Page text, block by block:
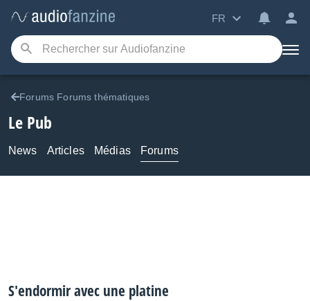
FR
Forums Forums thématiques
Le Pub
News Articles Médias Forums
S'endormir avec une platine